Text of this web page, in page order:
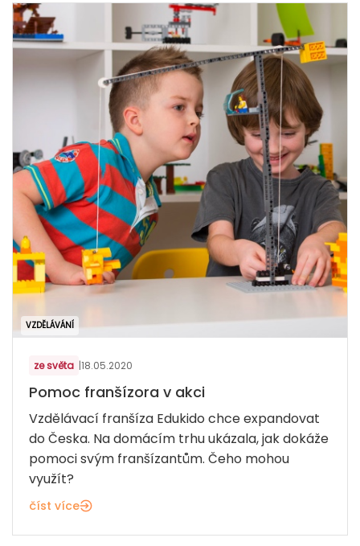
VZDĚLÁVÁNÍ
ze světa |18.05.2020
Pomoc franšízora v akci
Vzdělávací franšíza Edukido chce expandovat
do Česka. Na domácím trhu ukázala, jak dokáže
pomoci svým franšízantům. Čeho mohou
využít?
číst více